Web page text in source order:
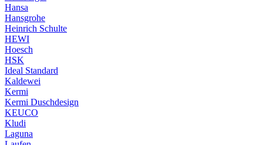
Hansa
Hansgrohe
Heinrich Schulte
HEWI
Hoesch
HSK
Ideal Standard
Kaldewei
Kermi
Kermi Duschdesign
KEUCO
Kludi
Laguna